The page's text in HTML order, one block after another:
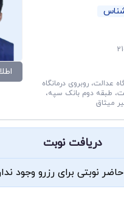
عدالت، روبروی درمانگاه
طبقه دوم بانک سپه،
میثاق
دریافت نوبت
نوبتی برای رزرو وجود